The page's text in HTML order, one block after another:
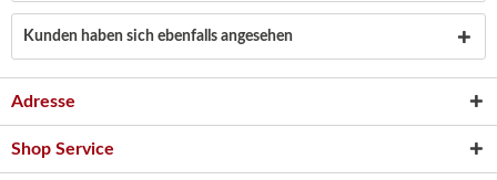
Kunden haben sich ebenfalls angesehen
Adresse
Shop Service